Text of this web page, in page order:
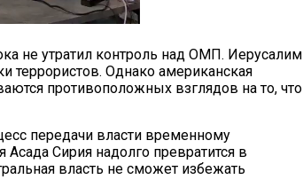
не утратил контроль над ОМП. Иерусалим
террористов. Однако американская
противоположных взглядов на то, что
передачи власти временному
Сирия надолго превратится в
власть не сможет избежать